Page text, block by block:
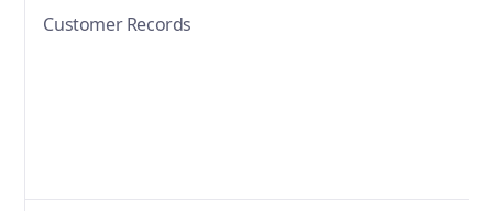
Customer Records